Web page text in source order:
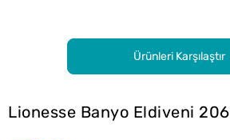
Ürünleri Karşılaştır
Lionesse Banyo Eldiveni 206